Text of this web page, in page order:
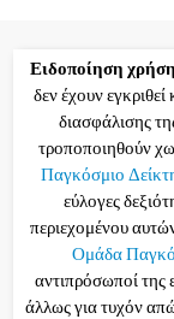
Ειδοποίηση
δεν έχουν
διασφάλισης
τροποποιηθούν
Παγκόσμιο
εύλογες
περιεχομένου
Ομάδα
αντιπρόσωποί της
άλλως για τυχόν